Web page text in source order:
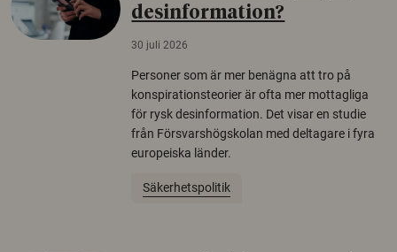
desinformation?
30 juli 2026
Personer som är mer benägna att tro på
konspirationsteorier är ofta mer mottagliga
för rysk desinformation. Det visar en studie
från Försvarshögskolan med deltagare i fyra
europeiska länder.
Säkerhetspolitik